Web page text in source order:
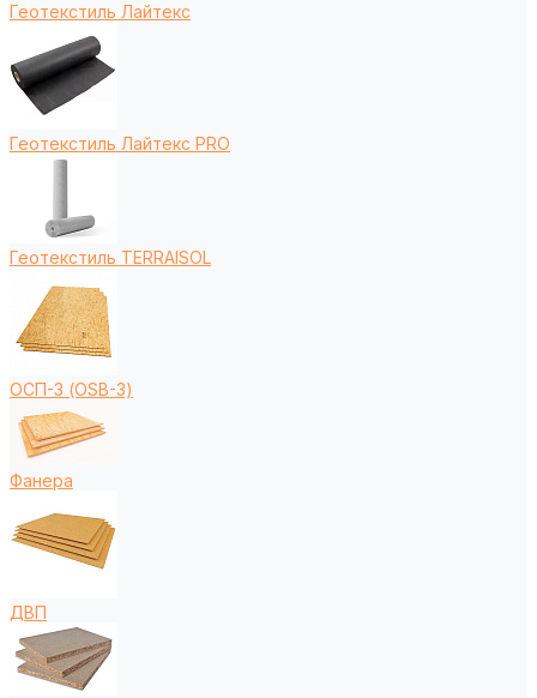
Геотекстиль Лайтекс
Геотекстиль Лайтекс PRO
Геотекстиль TERRAISOL
ОСП-3 (OSB-3)
Фанера
ДВП